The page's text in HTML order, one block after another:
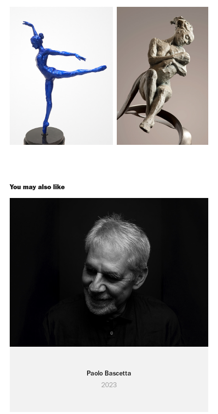
You may also like
Paolo Bascetta
2023